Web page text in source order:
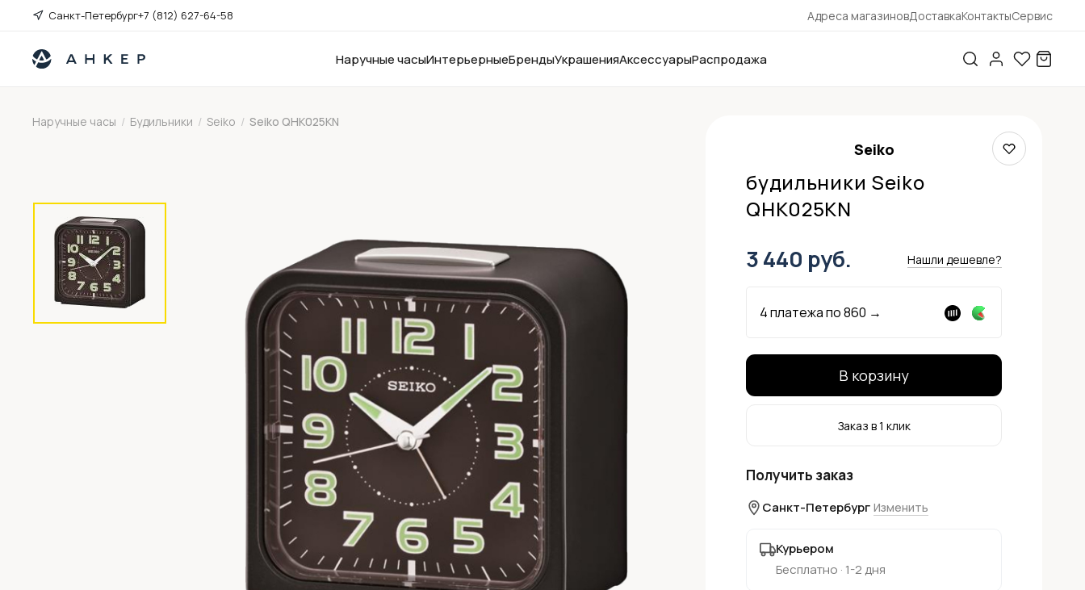
Санкт-Петербург+7 (812) 627-64-58 Адреса магазиновДоставкаКонтактыСервис
Наручные часыИнтерьерныеБрендыУкрашенияАксессуарыРаспродажа
Наручные часы / Будильники / Seiko / Seiko QHK025KN
Seiko
будильники Seiko
QHK025KN
3 440 руб. Нашли дешевле?
4 платежа по860 →
В корзину
Заказ в 1 клик
Получить заказ
Санкт-Петербург Изменить
Курьером
Бесплатно · 1-2 дня